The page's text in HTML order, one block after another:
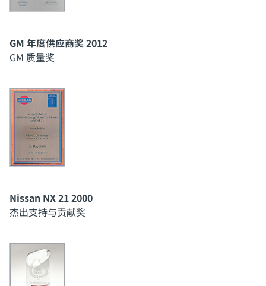
GM 年度供应商奖 2012
GM 质量奖
Nissan NX 21 2000
杰出支持与贡献奖